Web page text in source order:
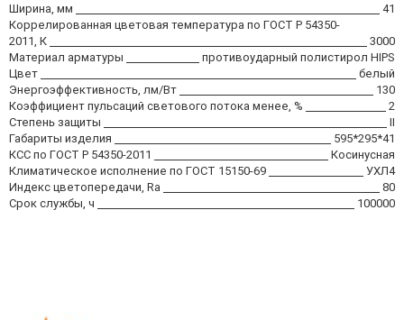
Ширина, мм
41
Коррелированная цветовая температура по ГОСТ Р 54350-
2011, К
3000
Материал арматуры
противоударный полистирол HIPS
Цвет
белый
Энергоэффективность, лм/Вт
130
Коэффициент пульсаций светового потока менее, %
2
Степень защиты
II
Габариты изделия
595*295*41
КСС по ГОСТ Р 54350-2011
Косинусная
Климатическое исполнение по ГОСТ 15150-69
УХЛ4
Индекс цветопередачи, Ra
80
Срок службы, ч
100000